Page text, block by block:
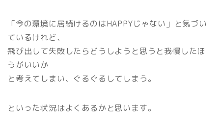
「今の環境に居続けるのはHAPPYじゃない」と気づい
ているけれど、
飛び出して失敗したらどうしようと思うと我慢したほ
うがいいか
と考えてしまい、ぐるぐるしてしまう。
といった状況はよくあるかと思います。